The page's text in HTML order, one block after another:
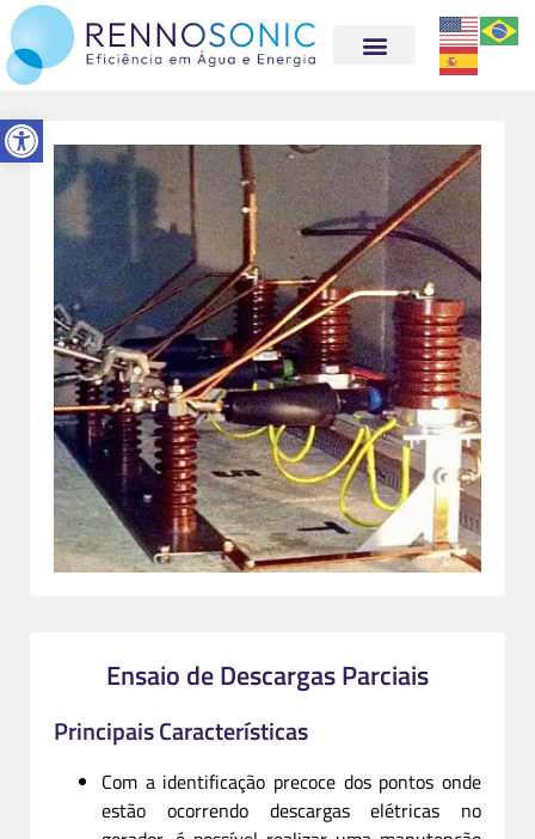
Abrir a barra de ferramentas
Ensaio de Descargas Parciais
Principais Características
Com a identificação precoce dos pontos onde
estão ocorrendo descargas elétricas no